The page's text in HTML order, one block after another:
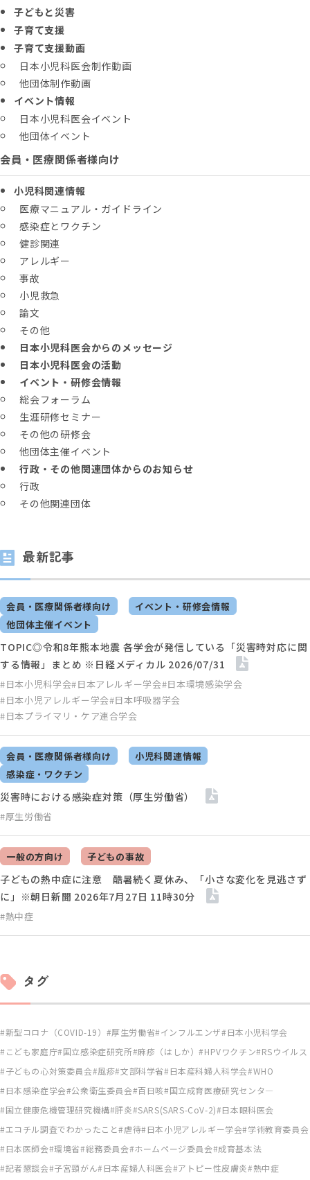
子どもと災害
子育て支援
子育て支援動画
日本小児科医会制作動画
他団体制作動画
イベント情報
日本小児科医会イベント
他団体イベント
会員・医療関係者様向け
小児科関連情報
医療マニュアル・ガイドライン
感染症とワクチン
健診関連
アレルギー
事故
小児救急
論文
その他
日本小児科医会からのメッセージ
日本小児科医会の活動
イベント・研修会情報
総会フォーラム
生涯研修セミナー
その他の研修会
他団体主催イベント
行政・その他関連団体からのお知らせ
行政
その他関連団体
最新記事
会員・医療関係者様向け
イベント・研修会情報
他団体主催イベント
#日本小児科学会#日本アレルギー学会#日本環境感染学会
#日本小児アレルギー学会#日本呼吸器学会
#日本プライマリ・ケア連合学会
TOPIC◎令和8年熊本地震 各学会が発信している「災害時対応に関
する情報」まとめ ※日経メディカル 2026/07/31
会員・医療関係者様向け
小児科関連情報
感染症・ワクチン
#厚生労働省
災害時における感染症対策（厚生労働省）
一般の方向け 子どもの事故
#熱中症
子どもの熱中症に注意 酷暑続く夏休み、「小さな変化を見逃さず
に」※朝日新聞 2026年7月27日 11時30分
タグ
新型コロナ（COVID-19） 厚生労働省 インフルエンザ 日本小児科学会
こども家庭庁 国立感染症研究所 麻疹（はしか） HPVワクチン RSウイルス
子どもの心対策委員会 風疹 文部科学省 日本産科婦人科学会 WHO
日本感染症学会 公衆衛生委員会 百日咳 国立成育医療研究センタ―
国立健康危機管理研究機構 肝炎 SARS(SARS-CoV-2)
日本眼科医会
エコチル調査でわかったこと 虐待 日本小児アレルギー学会 学術教育委員会
日本医師会 環境省 総務委員会 ホームページ委員会 成育基本法
記者懇談会 子宮頸がん 日本産婦人科医会 アトピー性皮膚炎 熱中症